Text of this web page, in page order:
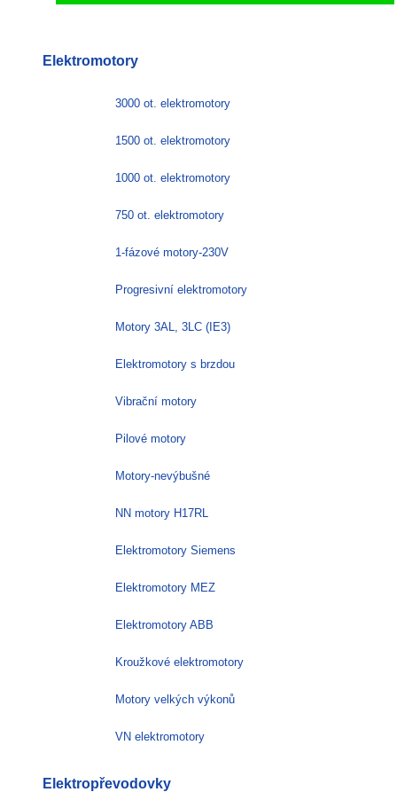
Elektromotory
3000 ot. elektromotory
1500 ot. elektromotory
1000 ot. elektromotory
750 ot. elektromotory
1-fázové motory-230V
Progresivní elektromotory
Motory 3AL, 3LC (IE3)
Elektromotory s brzdou
Vibrační motory
Pilové motory
Motory-nevýbušné
NN motory H17RL
Elektromotory Siemens
Elektromotory MEZ
Elektromotory ABB
Kroužkové elektromotory
Motory velkých výkonů
VN elektromotory
Elektropřevodovky